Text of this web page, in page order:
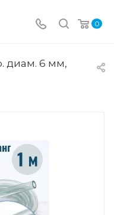
0
диам. 6 мм,